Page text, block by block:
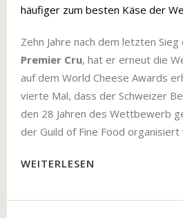
häufiger zum besten Käse der
Zehn Jahre nach dem letzten Sieg
Premier Cru, hat er erneut die
auf dem World Cheese Awards
vierte Mal, dass der Schweizer
den 28 Jahren des Wettbewerb
der Guild of Fine Food organisiert
WEITERLESEN